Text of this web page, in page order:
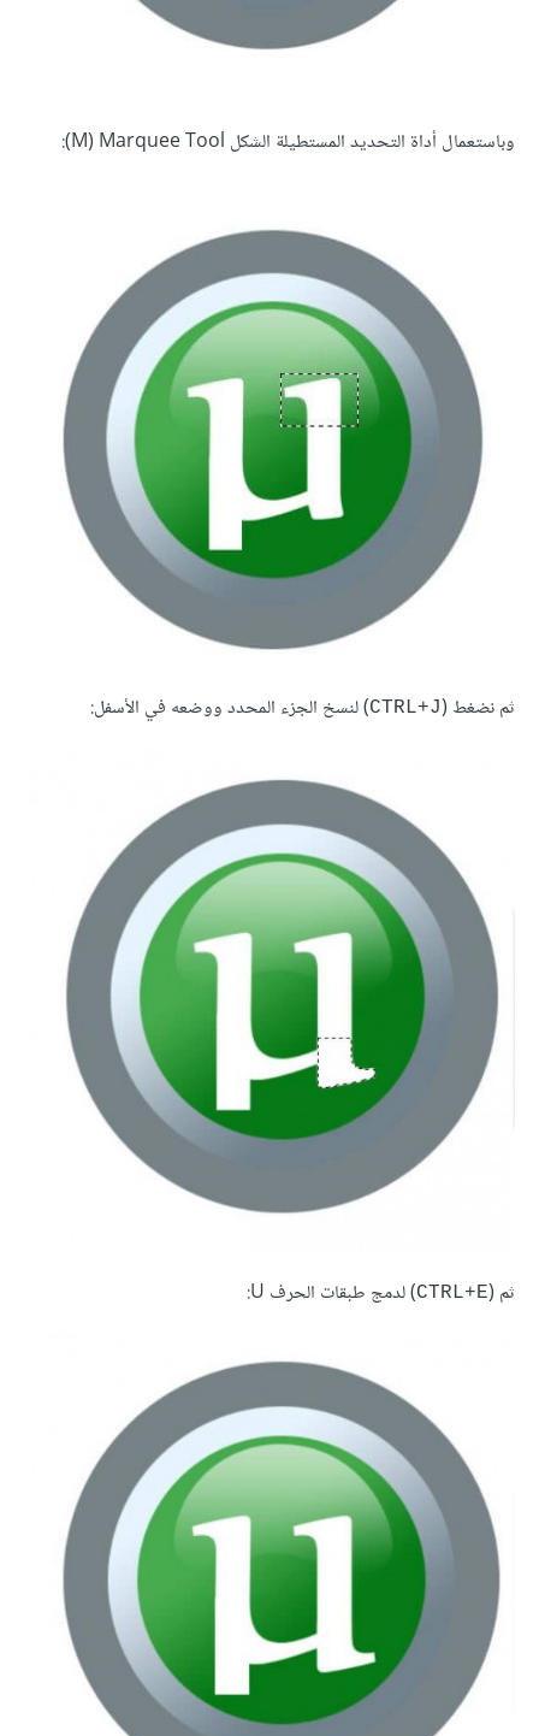
وباستعمال أداة التحديد المستطيلة الشكل M) Marquee Tool):
ثم نضغط (CTRL+J) لنسخ الجزء المحدد ووضعه في الأسفل:
ثم (CTRL+E) لدمج طبقات الحرف U: